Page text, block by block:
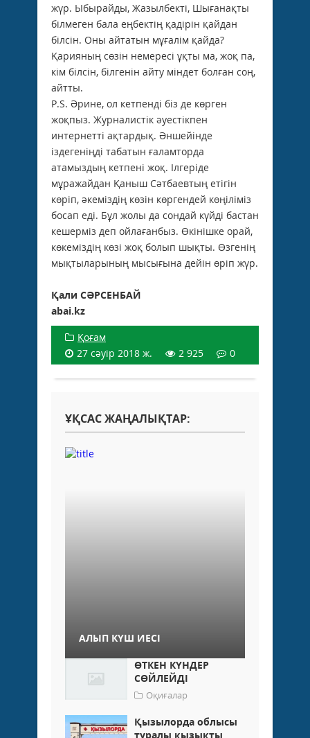
жүр. Ыбырайды, Жазылбекті, Шығанақты
білмеген бала еңбектің қадірін қайдан
білсін. Оны айтатын мұғалім қайда?
Қарияның сөзін немересі ұқты ма, жоқ па,
кім білсін, білгенін айту міндет болған соң,
айтты.
Р.S. Әрине, ол кетпенді біз де көрген
жоқпыз. Журналистік әуестікпен
интернетті ақтардық. Әншейінде
іздегеніңді табатын ғаламторда
атамыздың кетпені жоқ. Ілгеріде
мұражайдан Қаныш Сәтбаевтың етігін
көріп, әкеміздің көзін көргендей көңіліміз
босап еді. Бұл жолы да сондай күйді бастан
кешерміз деп ойлағанбыз. Өкінішке орай,
көкеміздің көзі жоқ болып шықты. Өзгенің
мықтыларының мысығына дейін өріп жүр.
Қали СӘРСЕНБАЙ
abai.kz
Қоғам
27 сәуір 2018 ж.
2 925 0
ҰҚСАС ЖАҢАЛЫҚТАР:
АЛЫП КҮШ ИЕСІ
ӨТКЕН КҮНДЕР
СӨЙЛЕЙДІ
Оқиғалар
Қызылорда облысы
туралы қызықты